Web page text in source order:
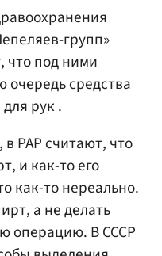
групп»
что под ними
очередь средства
рук .
РАР считают, что
и как-то его
как-то нереально.
а не делать
операцию. В СССР